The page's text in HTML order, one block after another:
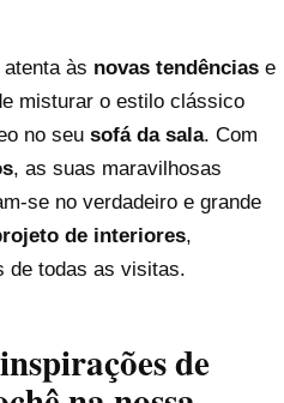
às novas tendências e
misturar o estilo clássico
no seu sofá da sala. Com
, as suas maravilhosas
se no verdadeiro e grande
de interiores,
de todas as visitas.
de